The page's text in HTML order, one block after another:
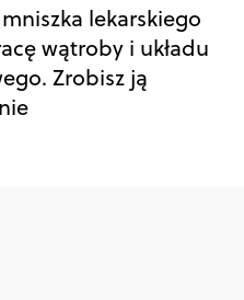
lekarskiego
wątroby i układu
Zrobisz ją